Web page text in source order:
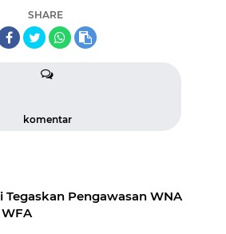
SHARE
komentar
Tegaskan Pengawasan WNA